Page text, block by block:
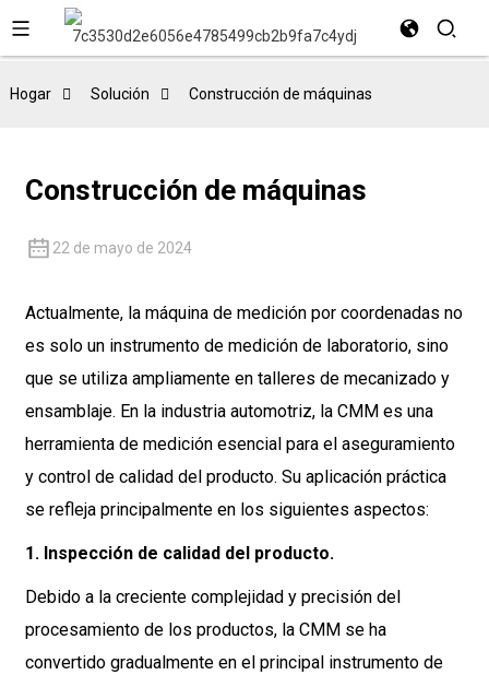
Hogar Solución Construcción de máquinas
Construcción de máquinas
22 de mayo de 2024
Actualmente, la máquina de medición por coordenadas no
es solo un instrumento de medición de laboratorio, sino
que se utiliza ampliamente en talleres de mecanizado y
ensamblaje. En la industria automotriz, la CMM es una
herramienta de medición esencial para el aseguramiento
y control de calidad del producto. Su aplicación práctica
se refleja principalmente en los siguientes aspectos:
1. Inspección de calidad del producto.
Debido a la creciente complejidad y precisión del
procesamiento de los productos, la CMM se ha
convertido gradualmente en el principal instrumento de